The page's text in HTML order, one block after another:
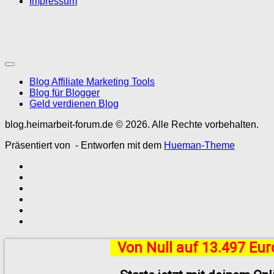
Blog Affiliate Marketing Tools
Blog für Blogger
Geld verdienen Blog
blog.heimarbeit-forum.de © 2026. Alle Rechte vorbehalten.
Präsentiert von - Entworfen mit dem Hueman-Theme
Von Null auf 13.497